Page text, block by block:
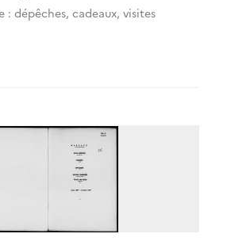
: dépêches, cadeaux, visites